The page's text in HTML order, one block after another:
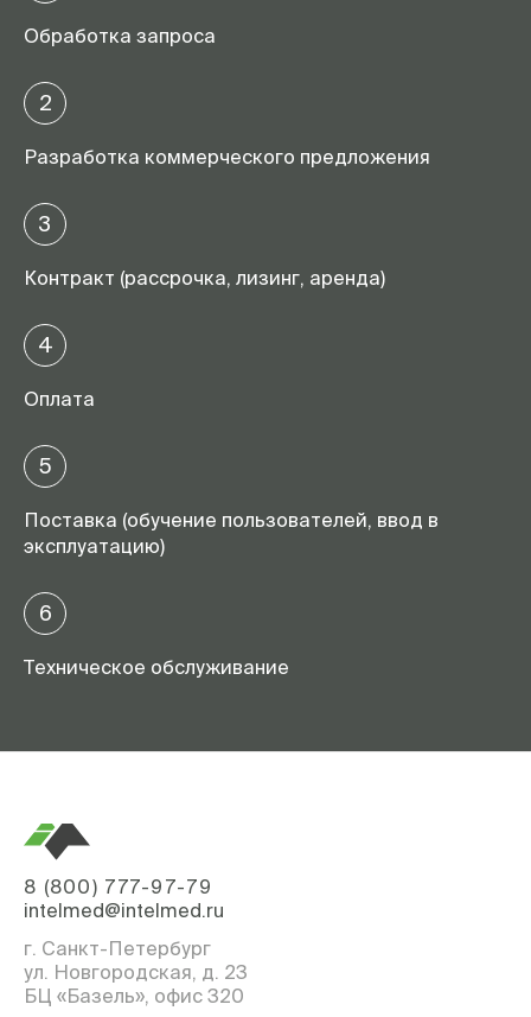
Обработка запроса
2
Разработка коммерческого предложения
3
Контракт (рассрочка, лизинг, аренда)
4
Оплата
5
Поставка (обучение пользователей, ввод в
эксплуатацию)
6
Техническое обслуживание
8 (800) 777-97-79
intelmed@intelmed.ru
г. Санкт-Петербург
ул. Новгородская, д. 23
БЦ «Базель», офис 320